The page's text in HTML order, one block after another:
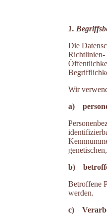
1.
Die
Richtlinien-
Wir
a)
b)
Betroffene
werden.
c)